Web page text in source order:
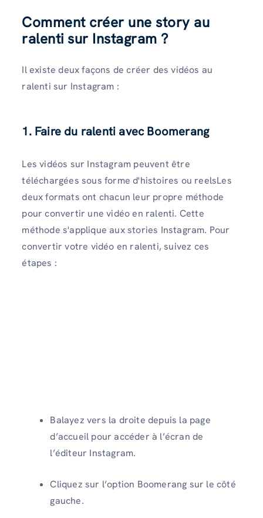
Comment créer une story au
ralenti sur Instagram ?
Il existe deux façons de créer des vidéos au
ralenti sur Instagram :
1. Faire du ralenti avec Boomerang
Les vidéos sur Instagram peuvent être
téléchargées sous forme d'histoires ou reelsLes
deux formats ont chacun leur propre méthode
pour convertir une vidéo en ralenti. Cette
méthode s'applique aux stories Instagram. Pour
convertir votre vidéo en ralenti, suivez ces
étapes :
Balayez vers la droite depuis la page
d’accueil pour accéder à l’écran de
l’éditeur Instagram.
Cliquez sur l’option Boomerang sur le côté
gauche.